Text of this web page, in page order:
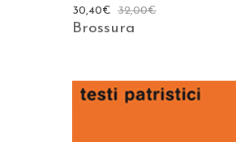
32,00€
30,40€
Brossura